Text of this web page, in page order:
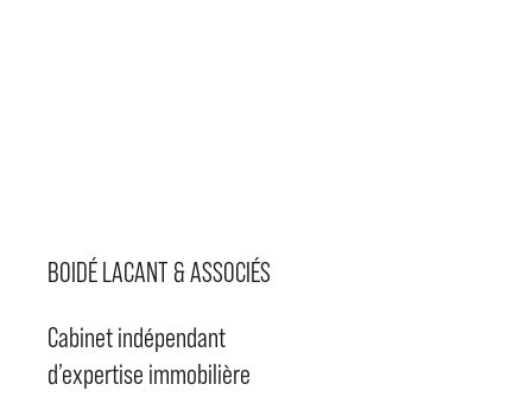
BOIDÉ LACANT & ASSOCIÉS
Cabinet indépendant
d’expertise immobilière